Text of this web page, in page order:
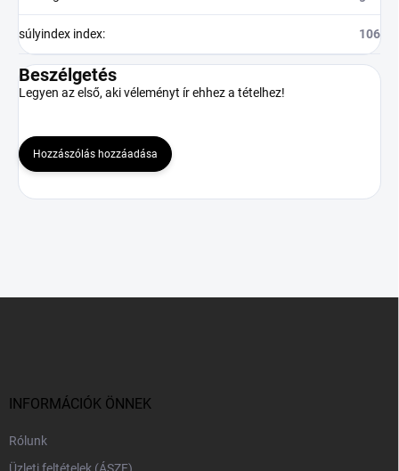
súlyindex index: 106
Beszélgetés
Legyen az első, aki véleményt ír ehhez a tételhez!
Hozzászólás hozzáadása
INFORMÁCIÓK ÖNNEK
Rólunk